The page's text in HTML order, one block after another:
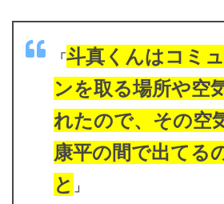
「斗真くんはコミ
ンを取る場所や空
れたので、 その空
康平の間で出てる
と 」